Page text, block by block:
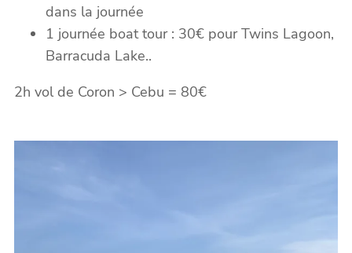
dans la journée
1 journée boat tour : 30€ pour Twins Lagoon,
Barracuda Lake..
2h vol de Coron > Cebu = 80€